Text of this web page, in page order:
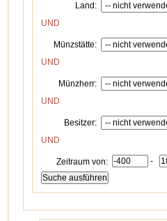
Land:
UND
Münzstätte:
UND
Münzherr:
UND
Besitzer:
UND
Zeitraum von: -